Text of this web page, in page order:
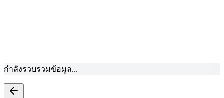
กำลังรวบรวมข้อมูล...